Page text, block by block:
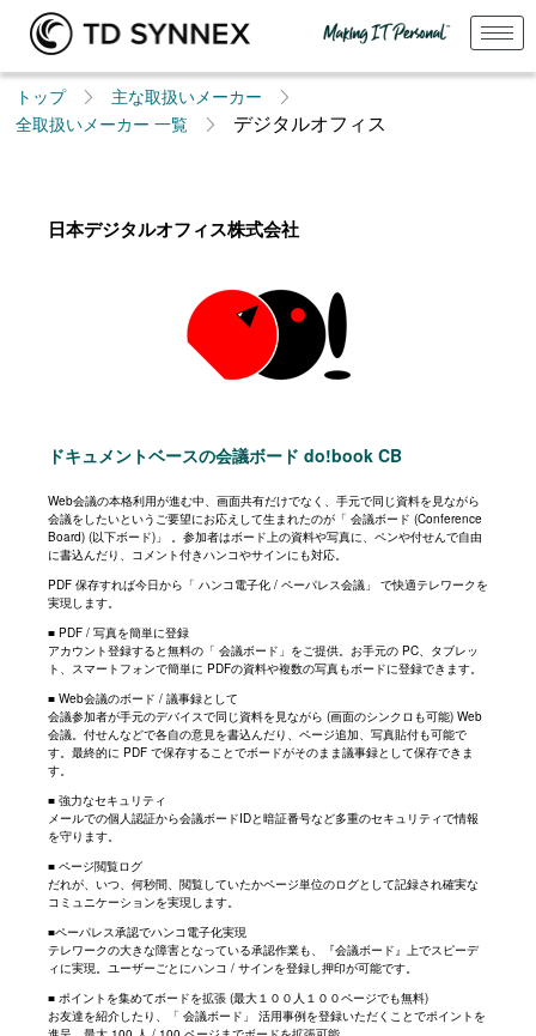
トップ
主な取扱いメーカー
全取扱いメーカー 一覧​
デジタルオフィス
日本デジタルオフィス株式会社
ドキュメントベースの会議ボード do!book CB
Web会議の本格利用が進む中、画面共有だけでなく、手元で同じ資料を見ながら
会議をしたいというご要望にお応えして生まれたのが「 会議ボード (Conference
Board) (以下ボード)」 。参加者はボード上の資料や写真に、ペンや付せんで自由
に書込んだり、コメント付きハンコやサインにも対応。
PDF 保存すれば今日から「 ハンコ電子化 / ペーパレス会議」 で快適テレワークを
実現します。
■ PDF / 写真を簡単に登録
アカウント登録すると無料の「 会議ボード」をご提供。お手元の PC、タブレッ
ト、スマートフォンで簡単に PDFの資料や複数の写真もボードに登録できます。
■ Web会議のボード / 議事録として
会議参加者が手元のデバイスで同じ資料を見ながら (画面のシンクロも可能) Web
会議。付せんなどで各自の意見を書込んだり、ページ追加、写真貼付も可能で
す。最終的に PDF で保存することでボードがそのまま議事録として保存できま
す。
■ 強力なセキュリティ
メールでの個人認証から会議ボードIDと暗証番号など多重のセキュリティで情報
を守ります。
■ ページ閲覧ログ
だれが、いつ、何秒間、閲覧していたかページ単位のログとして記録され確実な
コミュニケーションを実現します。
■ペーパレス承認でハンコ電子化実現
テレワークの大きな障害となっている承認作業も、『会議ボード』上でスピーデ
ィに実現。ユーザーごとにハンコ / サインを登録し押印が可能です。
■ ポイントを集めてボードを拡張 (最大１００人１００ページでも無料)
お友達を紹介したり、「 会議ボード」 活用事例を登録いただくことでポイントを